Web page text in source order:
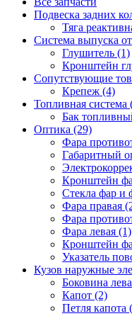
Подвеска задних
Тяга
Система выпуска
Глушитель (1)
Кронштейн
Сопутствующие
Крепеж (4)
Топливная система
Бак
Оптика (29)
Фара
Габаритный
Кронштейн
Стекла фар и
Фара правая
Фара
Фара левая (1)
Кронштейн
Указатель
Кузов наружные
Боковина
Капот (2)
Петля капота